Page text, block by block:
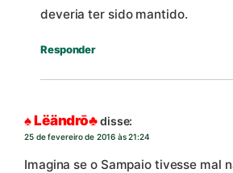
deveria ter sido mantido.
Responder
♠ Lëändrō♣disse:
25 de fevereiro de 2016 às 21:24
Imagina se o Sampaio tivesse mal